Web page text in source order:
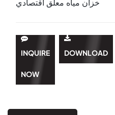
خزان مياه معلق اقتصادي
INQUIRE
NOW
DOWNLOAD